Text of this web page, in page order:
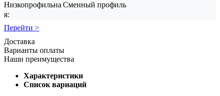
Низкопрофильна
я:
Сменный профиль
Перейти >
Доставка
Варианты оплаты
Наши преимущества
Характеристики
Список вариаций